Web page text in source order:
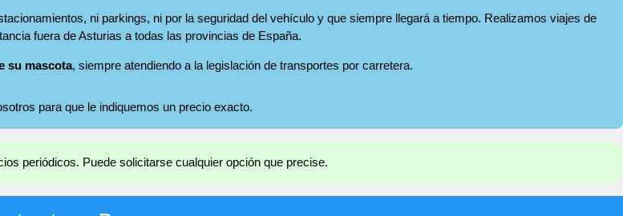
ni parkings, ni por la seguridad del vehículo y que siempre llegará a tiempo. Realizamos viajes de
fuera de Asturias a todas las provincias de España.
su mascota, siempre atendiendo a la legislación de transportes por carretera.
para que le indiquemos un precio exacto.
periódicos. Puede solicitarse cualquier opción que precise.